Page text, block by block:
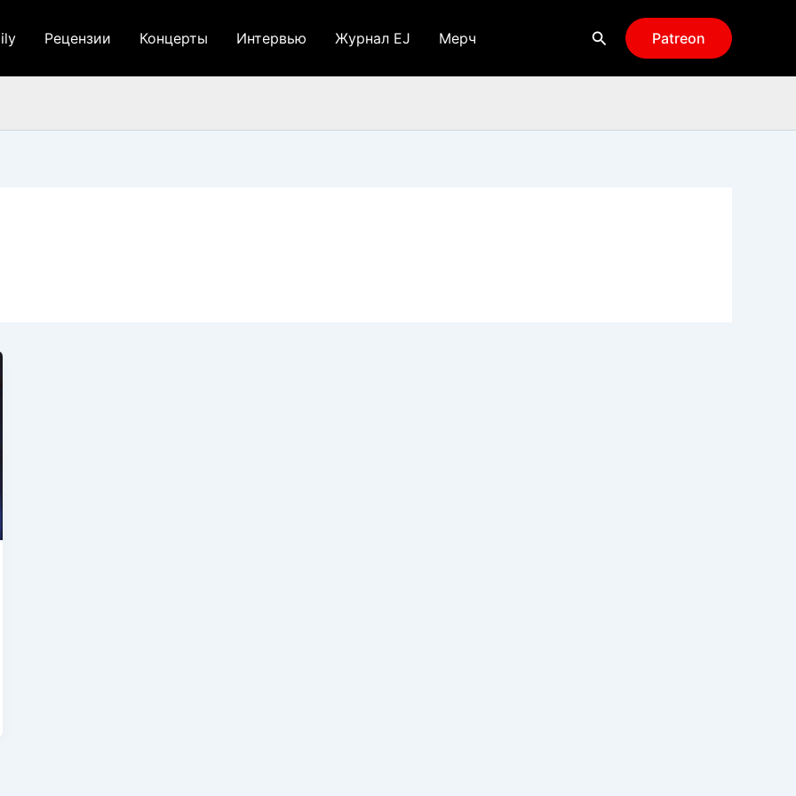
Рецензии Концерты Интервью Журнал EJ Мерч Поиск Patreon